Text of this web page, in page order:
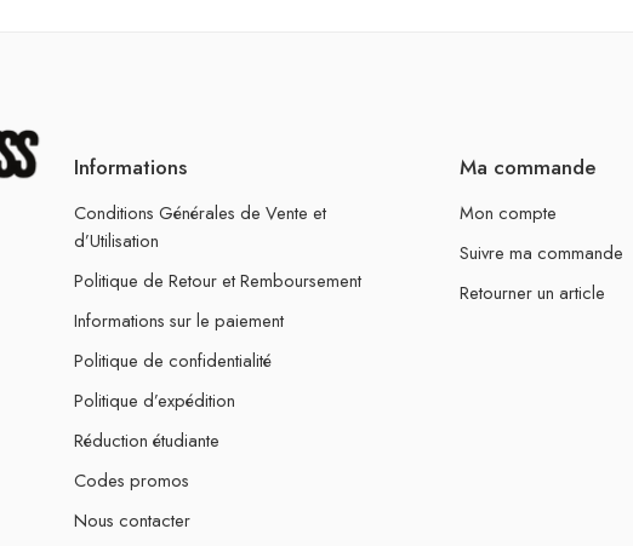
Informations
Conditions Générales de Vente et
d’Utilisation
Politique de Retour et Remboursement
Informations sur le paiement
Politique de confidentialité
Politique d’expédition
Réduction étudiante
Codes promos
Nous contacter
Ma commande
Mon compte
Suivre ma commande
Retourner un article